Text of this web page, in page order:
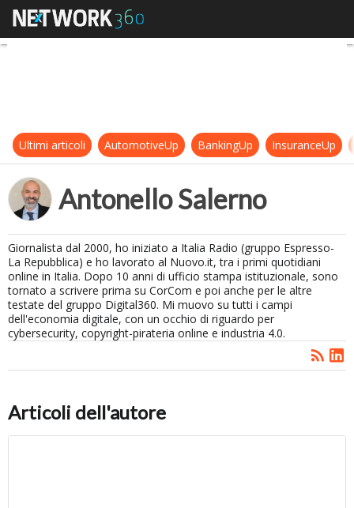
Antonello Salerno
Ultimi articoli AutomotiveUp BankingUp InsuranceUp
Antonello Salerno
Giornalista dal 2000, ho iniziato a Italia Radio (gruppo Espresso-
La Repubblica) e ho lavorato al Nuovo.it, tra i primi quotidiani
online in Italia. Dopo 10 anni di ufficio stampa istituzionale, sono
tornato a scrivere prima su CorCom e poi anche per le altre
testate del gruppo Digital360. Mi muovo su tutti i campi
dell'economia digitale, con un occhio di riguardo per
cybersecurity, copyright-pirateria online e industria 4.0.
Articoli dell'autore